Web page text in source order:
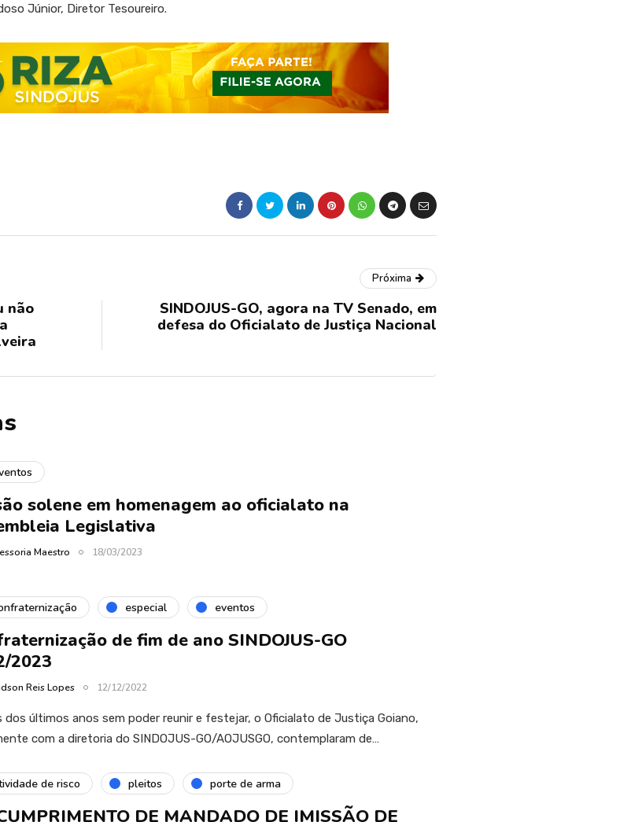
Júnior, Diretor Tesoureiro.
não
Próxima
SINDOJUS-GO, agora na TV Senado, em
defesa do Oficialato de Justiça Nacional
solene em homenagem ao oficialato na
Legislativa
Maestro 18/03/2023
especial eventos
de fim de ano SINDOJUS-GO
2023
Reis Lopes 12/12/2022
dos últimos anos sem poder reunir e festejar, o Oficialato de Justiça Goiano,
com a diretoria do SINDOJUS-GO/AOJUSGO, contemplaram de…
de risco pleitos porte de arma
DE MANDADO DE IMISSÃO DE